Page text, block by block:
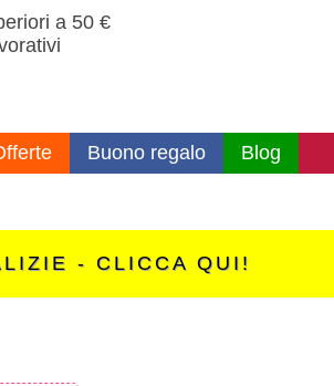
a 50 €
Buono regalo Blog
- CLICCA QUI!